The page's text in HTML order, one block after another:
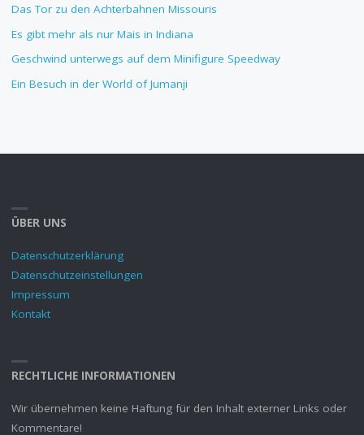
Das Tor zu den Achterbahnen Missouris
Es gibt mehr als nur Mais in Indiana
Geschwind unterwegs auf dem Minifigure Speedway
Ein Besuch in der World of Jumanji
ÜBER UNS
Datenschutzerklärung
Datenschutzeinstellungen
Impressum
Kontakt
RECHTLICHE INFORMATIONEN
Wir übernehmen keine Haftung für den Inhalt externer Links oder
Kommentare!